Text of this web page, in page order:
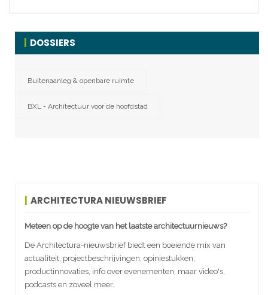
DOSSIERS
Buitenaanleg & openbare ruimte
BXL - Architectuur voor de hoofdstad
ARCHITECTURA NIEUWSBRIEF
Meteen op de hoogte van het laatste architectuurnieuws?
De Architectura-nieuwsbrief biedt een boeiende mix van
actualiteit, projectbeschrijvingen, opiniestukken,
productinnovaties, info over evenementen, maar video's,
podcasts en zoveel meer.